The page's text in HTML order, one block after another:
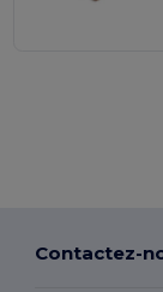
Contactez-